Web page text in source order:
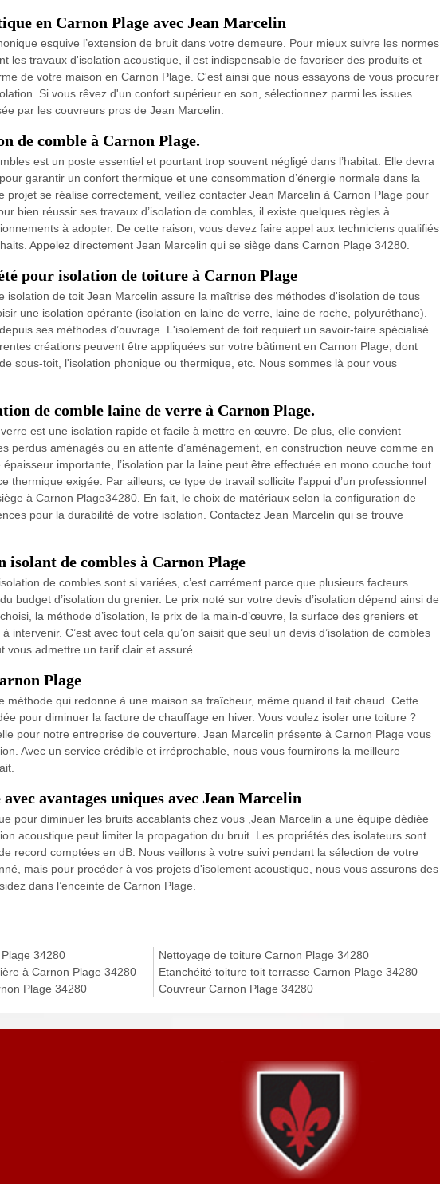
en Carnon Plage avec Jean Marcelin
esquive l’extension de bruit dans votre demeure. Pour mieux suivre les normes
les travaux d'isolation acoustique, il est indispensable de favoriser des produits et
de votre maison en Carnon Plage. C'est ainsi que nous essayons de vous procurer
Si vous rêvez d'un confort supérieur en son, sélectionnez parmi les issues
par les couvreurs pros de Jean Marcelin.
de comble à Carnon Plage.
est un poste essentiel et pourtant trop souvent négligé dans l’habitat. Elle devra
garantir un confort thermique et une consommation d’énergie normale dans la
projet se réalise correctement, veillez contacter Jean Marcelin à Carnon Plage pour
bien réussir ses travaux d’isolation de combles, il existe quelques règles à
à adopter. De cette raison, vous devez faire appel aux techniciens qualifiés
Appelez directement Jean Marcelin qui se siège dans Carnon Plage 34280.
pour isolation de toiture à Carnon Plage
isolation de toit Jean Marcelin assure la maîtrise des méthodes d'isolation de tous
une isolation opérante (isolation en laine de verre, laine de roche, polyuréthane).
ses méthodes d’ouvrage. L'isolement de toit requiert un savoir-faire spécialisé
créations peuvent être appliquées sur votre bâtiment en Carnon Plage, dont
sous-toit, l'isolation phonique ou thermique, etc. Nous sommes là pour vous
de comble laine de verre à Carnon Plage.
verre est une isolation rapide et facile à mettre en œuvre. De plus, elle convient
perdus aménagés ou en attente d’aménagement, en construction neuve comme en
importante, l’isolation par la laine peut être effectuée en mono couche tout
thermique exigée. Par ailleurs, ce type de travail sollicite l’appui d’un professionnel
à Carnon Plage34280. En fait, le choix de matériaux selon la configuration de
pour la durabilité de votre isolation. Contactez Jean Marcelin qui se trouve
isolant de combles à Carnon Plage
de combles sont si variées, c’est carrément parce que plusieurs facteurs
budget d’isolation du grenier. Le prix noté sur votre devis d’isolation dépend ainsi de
la méthode d’isolation, le prix de la main-d’œuvre, la surface des greniers et
intervenir. C’est avec tout cela qu’on saisit que seul un devis d’isolation de combles
vous admettre un tarif clair et assuré.
Plage
méthode qui redonne à une maison sa fraîcheur, même quand il fait chaud. Cette
pour diminuer la facture de chauffage en hiver. Vous voulez isoler une toiture ?
pour notre entreprise de couverture. Jean Marcelin présente à Carnon Plage vous
Avec un service crédible et irréprochable, nous vous fournirons la meilleure
avantages uniques avec Jean Marcelin
pour diminuer les bruits accablants chez vous ,Jean Marcelin a une équipe dédiée
acoustique peut limiter la propagation du bruit. Les propriétés des isolateurs sont
record comptées en dB. Nous veillons à votre suivi pendant la sélection de votre
mais pour procéder à vos projets d'isolement acoustique, nous vous assurons des
dans l’enceinte de Carnon Plage.
34280
à Carnon Plage 34280
Plage 34280
Nettoyage de toiture Carnon Plage 34280
Etanchéité toiture toit terrasse Carnon Plage 34280
Couvreur Carnon Plage 34280